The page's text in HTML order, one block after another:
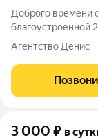
Доброго времени
благоустроенной
просторной
посуточной
предоставление
Агентство Денис
3 000 ₽ в